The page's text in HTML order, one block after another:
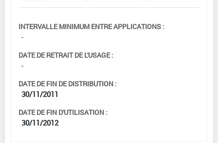
INTERVALLE MINIMUM ENTRE APPLICATIONS :
-
DATE DE RETRAIT DE L'USAGE :
-
DATE DE FIN DE DISTRIBUTION :
30/11/2011
DATE DE FIN D'UTILISATION :
30/11/2012